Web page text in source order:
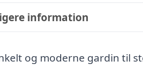
information
og moderne gardin til